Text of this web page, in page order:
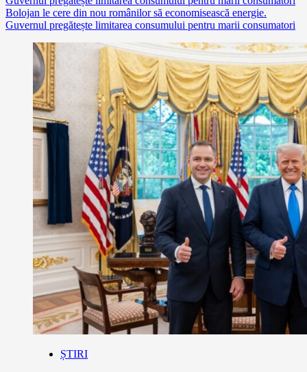
Bolojan le cere din nou românilor să economisească energie.
Guvernul pregătește limitarea consumului pentru marii consumatori
ȘTIRI